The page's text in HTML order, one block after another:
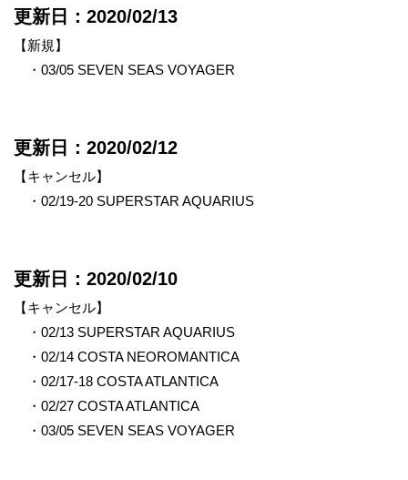
更新日：2020/02/13
【新規】
・03/05 SEVEN SEAS VOYAGER
更新日：2020/02/12
【キャンセル】
・02/19-20 SUPERSTAR AQUARIUS
更新日：2020/02/10
【キャンセル】
・02/13 SUPERSTAR AQUARIUS
・02/14 COSTA NEOROMANTICA
・02/17-18 COSTA ATLANTICA
・02/27 COSTA ATLANTICA
・03/05 SEVEN SEAS VOYAGER